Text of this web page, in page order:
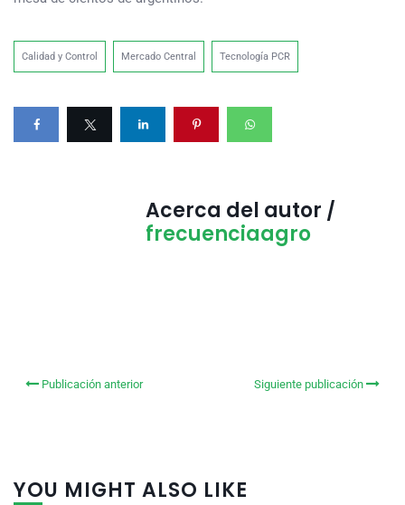
Calidad y Control Mercado Central Tecnología PCR
Acerca del autor /
frecuenciaagro
Publicación anterior Siguiente publicación
YOU MIGHT ALSO LIKE